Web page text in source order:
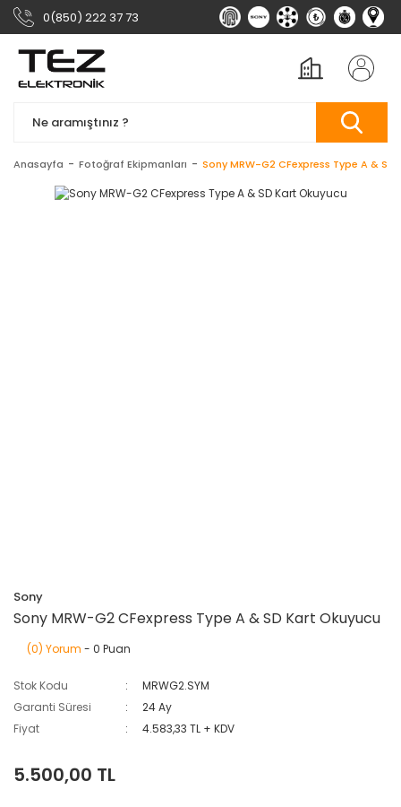
0(850) 222 37 73
Anasayfa Fotoğraf Ekipmanları Sony MRW-G2 CFexpress Type A & SD
Sony
Sony MRW-G2 CFexpress Type A & SD Kart Okuyucu
(0) Yorum - 0 Puan
Stok Kodu
MRWG2.SYM
Garanti Süresi
24 Ay
Fiyat
4.583,33 TL + KDV
5.500,00 TL